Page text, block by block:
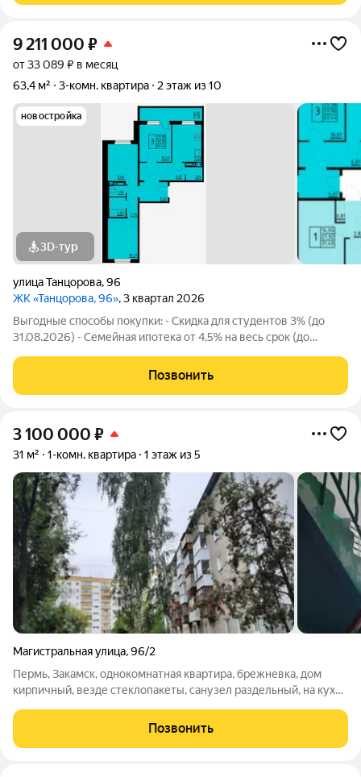
9 211 000 ₽
от 33 089 ₽ в месяц
63,4 м²
3-комн. квартира 2 этаж из 10
новостройка
3D-тур
улица Танцорова,96
ЖК «Танцорова, 96», 3 квартал 2026
Выгодные способы покупки: - Скидка для студентов 3% (до
31.08.2026) - Семейная ипотека от 4,5% на весь срок (до
Скидка до 3% за каждого ребёнка (до 31.08.2026) -
Материнский и жилищный
Позвонить
3 100 000 ₽
31 м² 1-комн. квартира 1 этаж из 5
Магистральная улица,96/2
Пермь, Закамск, однокомнатная квартира, брежневка, дом
кирпичный, везде стеклопакеты, санузел раздельный, на кухне
коммунальные платежи. Рядом детсады, школы, новый
бассейн, лыжная база, магазины,
Позвонить